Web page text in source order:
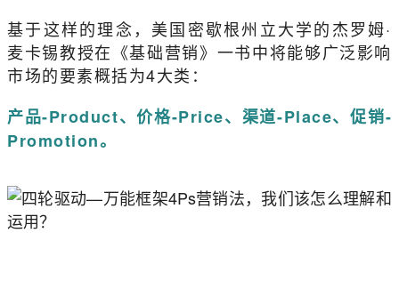
基于这样的理念，美国密歇根州立大学的杰罗姆·
麦卡锡教授在《基础营销》一书中将能够广泛影响
市场的要素概括为4大类：
产品-Product、价格-Price、渠道-Place、促销-
Promotion。